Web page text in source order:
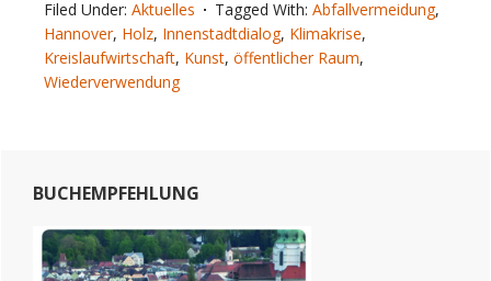
Filed Under: Aktuelles Tagged With: Abfallvermeidung,
Hannover, Holz, Innenstadtdialog, Klimakrise,
Kreislaufwirtschaft, Kunst, öffentlicher Raum,
Wiederverwendung
Primary
Sidebar
BUCHEMPFEHLUNG